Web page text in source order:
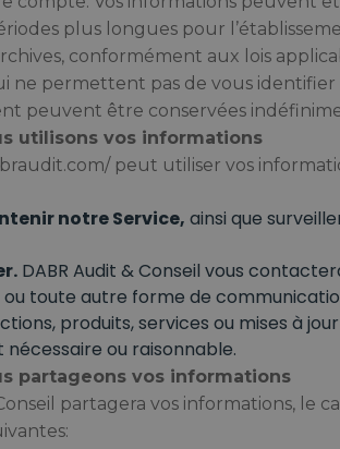
plus longues pour
conformément aux lois
ne permettent pas de vous identifier
peuvent être conservées
utilisons vos informations
peut utiliser vos
notre Service, ainsi que
DABR Audit & Conseil vous
ou toute autre forme de
produits, services ou mises à
nécessaire ou raisonnable.
partageons vos informations
partagera vos informations, le